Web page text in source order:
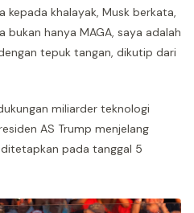
kepada khalayak, Musk berkata,
hanya MAGA, saya adalah
tepuk tangan, dikutip dari
miliarder teknologi
AS Trump menjelang
pada tanggal 5